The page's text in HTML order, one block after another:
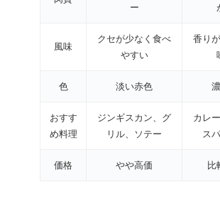
ー
風味
クセが少なく食べ
やすい
香り
色 淡い赤色
おすす
め料理
ジンギスカン、グ
リル、ソテー
カレ
ス
価格 やや高価 比